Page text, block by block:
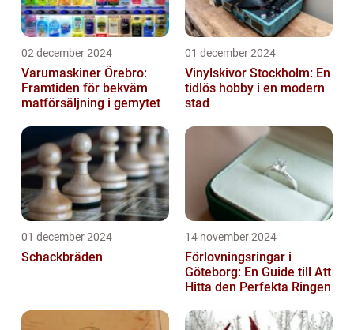
02 december 2024
Varumaskiner Örebro:
Framtiden för bekväm
matförsäljning i gemytet
01 december 2024
Vinylskivor Stockholm: En
tidlös hobby i en modern
stad
01 december 2024
Schackbräden
14 november 2024
Förlovningsringar i
Göteborg: En Guide till Att
Hitta den Perfekta Ringen